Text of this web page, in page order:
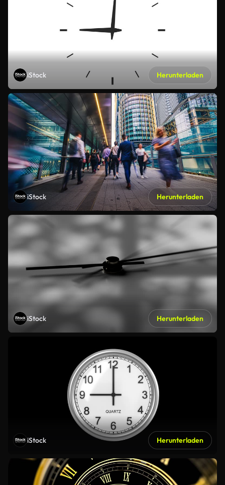
iStock Herunterladen
iStock Herunterladen
iStock Herunterladen
iStock Herunterladen